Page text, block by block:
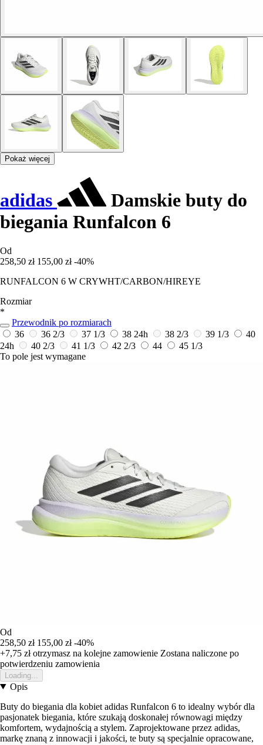
Pokaż więcej
adidas
Damskie buty do
biegania Runfalcon 6
Od
258,50 zł 155,00 zł -40%
RUNFALCON 6 W CRYWHT/CARBON/HIREYE
Rozmiar
*
Przewodnik po rozmiarach
36
36 2/3 37 1/3 38 24h 38 2/3 39 1/3
40
24h
40 2/3 41 1/3 42 2/3 44
45 1/3
To pole jest wymagane
Od
258,50 zł 155,00 zł -40%
+7,75 złotrzymasz na kolejne zamowienie Zostana naliczone po
potwierdzeniu zamowienia
Loading...
Opis
Buty do biegania dla kobiet adidas Runfalcon 6 to idealny wybór dla
pasjonatek biegania, które szukają doskonałej równowagi między
komfortem, wydajnością a stylem. Zaprojektowane przez adidas,
markę znaną z innowacji i jakości, te buty są specjalnie opracowane,